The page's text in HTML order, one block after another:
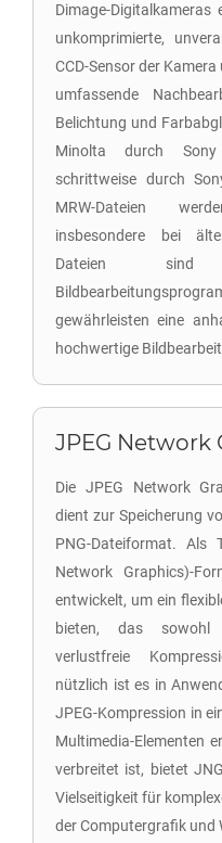
Dimage-
unkomprimierte,
CCD-Sensor der
umfassende
Belichtung und
Minolta durch
schrittweise durch
MRW-Dateien
insbesondere bei
Dateien sind
gewährleisten eine
hochwertige
JPEG Network
Die JPEG Network
dient zur Speicherung
PNG-Dateiformat. Als
Network Graphics)-
entwickelt, um ein
bieten, das sowohl
verlustfreie
nützlich ist es in
JPEG-Kompression in
Multimedia-Elementen
verbreitet ist, bietet
Vielseitigkeit für
der Computergrafik und